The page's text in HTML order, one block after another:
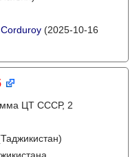
(2025-10-16
ЦТ СССР, 2